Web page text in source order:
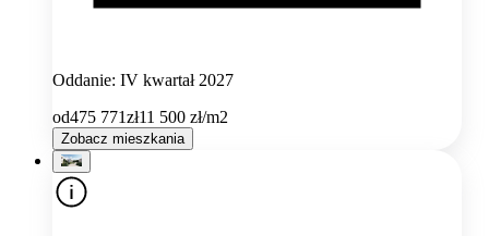
Oddanie: IV kwartał 2027
od475 771zł11 500 zł/m2
Zobacz mieszkania